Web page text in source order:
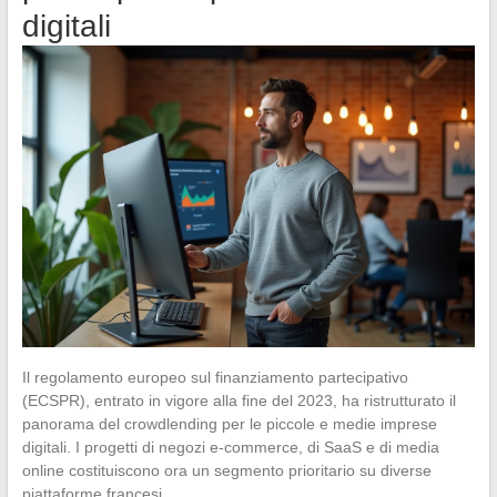
digitali
Il regolamento europeo sul finanziamento partecipativo
(ECSPR), entrato in vigore alla fine del 2023, ha ristrutturato il
panorama del crowdlending per le piccole e medie imprese
digitali. I progetti di negozi e-commerce, di SaaS e di media
online costituiscono ora un segmento prioritario su diverse